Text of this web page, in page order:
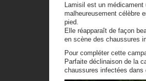
Lamisil est un
malheureusement célèbre
pied.
Elle réapparaît de façon
en scène des chaussures
Pour compléter cette
Parfaite déclinaison de la
chaussures infectées